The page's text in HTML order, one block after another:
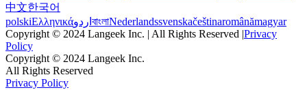
中文한국어
polskiΕλληνικάاردو বাংলাNederlandssvenskačeštinaromânămagyar
Copyright © 2024 Langeek Inc. | All Rights Reserved |Privacy
Policy
Copyright © 2024 Langeek Inc.
All Rights Reserved
Privacy Policy